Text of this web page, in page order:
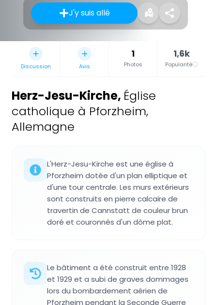
J'y suis allé
Discussion Avis
1
Photos
1,6k
Popularité
Herz-Jesu-Kirche, Église
catholique à Pforzheim,
Allemagne
L'Herz-Jesu-Kirche est une église à
Pforzheim dotée d'un plan elliptique et
d'une tour centrale. Les murs extérieurs
sont construits en pierre calcaire de
travertin de Cannstatt de couleur brun
doré et couronnés d'un dôme plat.
Le bâtiment a été construit entre 1928
et 1929 et a subi de graves dommages
lors du bombardement aérien de
Pforzheim pendant la Seconde Guerre